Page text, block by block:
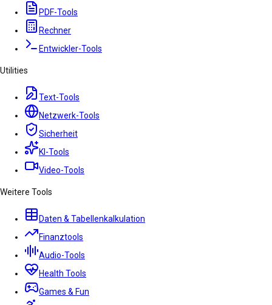
PDF-Tools
Rechner
Entwickler-Tools
Utilities
Text-Tools
Netzwerk-Tools
Sicherheit
KI-Tools
Video-Tools
Weitere Tools
Daten & Tabellenkalkulation
Finanztools
Audio-Tools
Health Tools
Games & Fun